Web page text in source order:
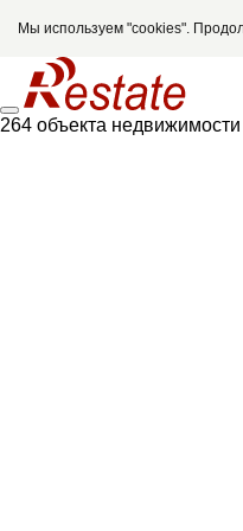
Мы используем "cookies".
264 объекта